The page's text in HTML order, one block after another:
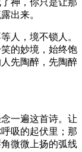
出来。
人，境不锁人。
的妙境，始终饱
先陶醉，先陶醉
一遍这首诗。让
吸的起伏里；那
微微上扬的弧线